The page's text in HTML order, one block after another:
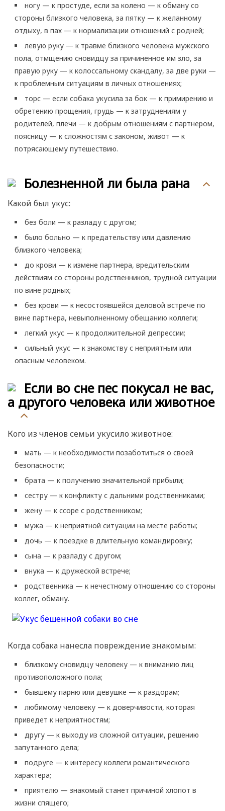
ногу — к простуде, если за колено — к обману со
стороны близкого человека, за пятку — к желанному
отдыху, в пах — к нормализации отношений с родней;
левую руку — к травме близкого человека мужского
пола, отмщению сновидцу за причиненное им зло, за
правую руку — к колоссальному скандалу, за две руки —
к проблемным ситуациям в личных отношениях;
торс — если собака укусила за бок — к примирению и
обретению прощения, грудь — к затруднениям у
родителей, плечи — к добрым отношениям с партнером,
поясницу — к сложностям с законом, живот — к
потрясающему путешествию.
Болезненной ли была рана
Какой был укус:
без боли — к разладу с другом;
было больно — к предательству или давлению
близкого человека;
до крови — к измене партнера, вредительским
действиям со стороны родственников, трудной ситуации
по вине родных;
без крови — к несостоявшейся деловой встрече по
вине партнера, невыполненному обещанию коллеги;
легкий укус — к продолжительной депрессии;
сильный укус — к знакомству с неприятным или
опасным человеком.
Если во сне пес покусал не вас,
а другого человека или животное
Кого из членов семьи укусило животное:
мать — к необходимости позаботиться о своей
безопасности;
брата — к получению значительной прибыли;
сестру — к конфликту с дальними родственниками;
жену — к ссоре с родственником;
мужа — к неприятной ситуации на месте работы;
дочь — к поездке в длительную командировку;
сына — к разладу с другом;
внука — к дружеской встрече;
родственника — к нечестному отношению со стороны
коллег, обману.
Когда собака нанесла повреждение знакомым:
близкому сновидцу человеку — к вниманию лиц
противоположного пола;
бывшему парню или девушке — к раздорам;
любимому человеку — к доверчивости, которая
приведет к неприятностям;
другу — к выходу из сложной ситуации, решению
запутанного дела;
подруге — к интересу коллеги романтического
характера;
приятелю — знакомый станет причиной хлопот в
жизни спящего;